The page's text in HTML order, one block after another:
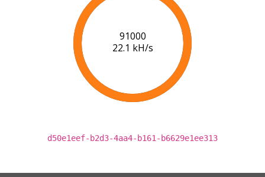
93000
21.4 kH/s
d50e1eef-b2d3-4aa4-b161-b6629e1ee313